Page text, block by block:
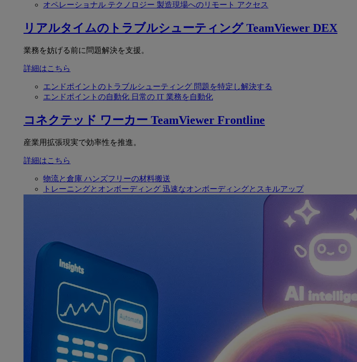
オペレーショナル テクノロジー 製造現場へのリモート アクセス
リアルタイムのトラブルシューティング TeamViewer DEX
業務を妨げる前に問題解決を支援。
詳細はこちら
エンドポイントのトラブルシューティング 問題を特定し解決する
エンドポイントの自動化 日常の IT 業務を自動化
コネクテッド ワーカー TeamViewer Frontline
産業用拡張現実で効率性を推進。
詳細はこちら
物流と倉庫 ハンズフリーの材料搬送
トレーニングとオンボーディング 迅速なオンボーディングとスキルアップ